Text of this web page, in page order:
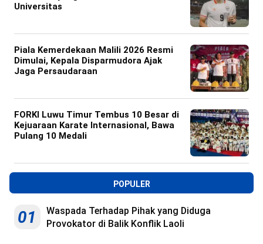
Universitas
Piala Kemerdekaan Malili 2026 Resmi
Dimulai, Kepala Disparmudora Ajak
Jaga Persaudaraan
FORKI Luwu Timur Tembus 10 Besar di
Kejuaraan Karate Internasional, Bawa
Pulang 10 Medali
POPULER
01
Waspada Terhadap Pihak yang Diduga
Provokator di Balik Konflik Laoli